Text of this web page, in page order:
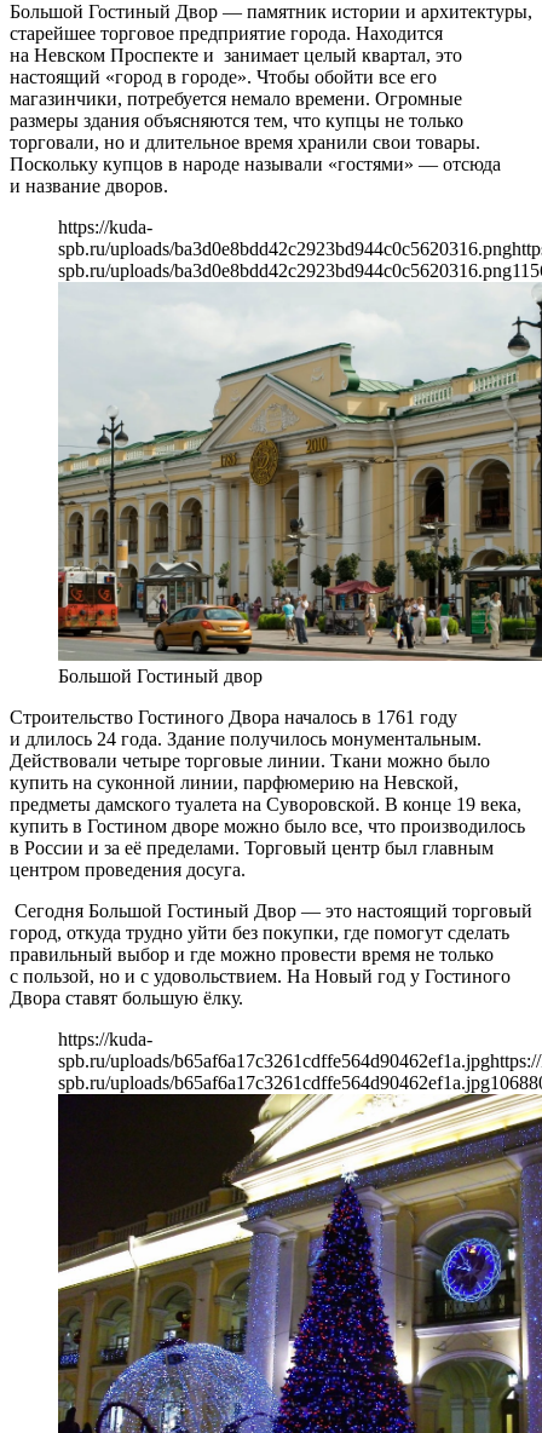
Большой Гостиный Двор — памятник истории и архитектуры,
старейшее торговое предприятие города. Находится
на Невском Проспекте и занимает целый квартал, это
настоящий «город в городе». Чтобы обойти все его
магазинчики, потребуется немало времени. Огромные
размеры здания объясняются тем, что купцы не только
торговали, но и длительное время хранили свои товары.
Поскольку купцов в народе называли «гостями» — отсюда
и название дворов.
https://kuda-
spb.ru/uploads/ba3d0e8bdd42c2923bd944c0c5620316.png
spb.ru/uploads/ba3d0e8bdd42c2923bd944c0c5620316.png
Большой Гостиный двор
Строительство Гостиного Двора началось в 1761 году
и длилось 24 года. Здание получилось монументальным.
Действовали четыре торговые линии. Ткани можно было
купить на суконной линии, парфюмерию на Невской,
предметы дамского туалета на Суворовской. В конце 19 века,
купить в Гостином дворе можно было все, что производилось
в России и за её пределами. Торговый центр был главным
центром проведения досуга.
Сегодня Большой Гостиный Двор — это настоящий торговый
город, откуда трудно уйти без покупки, где помогут сделать
правильный выбор и где можно провести время не только
с пользой, но и c удовольствием. На Новый год у Гостиного
Двора ставят большую ёлку.
https://kuda-
spb.ru/uploads/b65af6a17c3261cdffe564d90462ef1a.jpg
spb.ru/uploads/b65af6a17c3261cdffe564d90462ef1a.jpg1068